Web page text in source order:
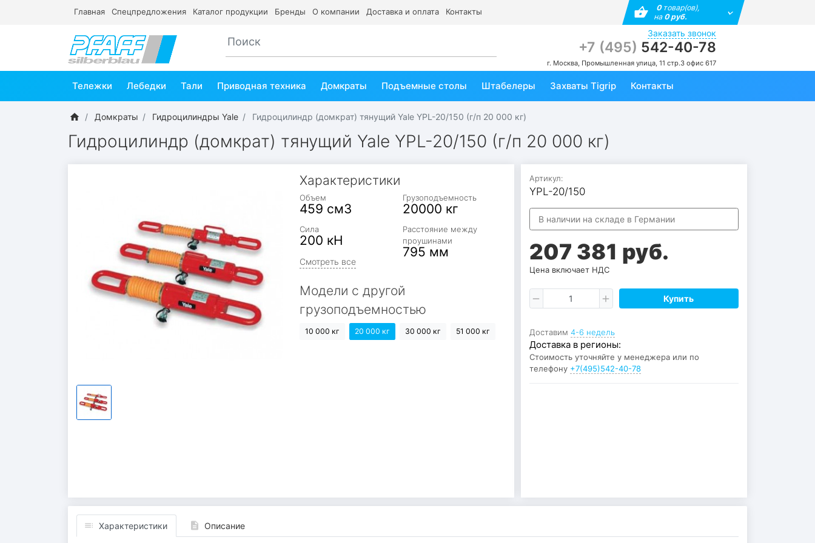
Главная Спецпредложения Каталог продукции Бренды О компании Доставка и оплата Контакты 0товар(ов),
на0 руб.
Заказать звонок
+7 (495) 542-40-78
г. Москва, Промышленная улица, 11 стр.3 офис 617
Тележки Лебедки Тали Приводная техника Домкраты Подъемные столы Штабелеры Захваты Tigrip Контакты
Домкраты Гидроцилиндры Yale Гидроцилиндр (домкрат) тянущий Yale YPL-20/150 (г/п 20 000 кг)
Гидроцилиндр (домкрат) тянущий Yale YPL-20/150 (г/п 20 000 кг)
Характеристики
Грузоподъемность
20000 кг
Объем
459 см3
Расстояние между
проушинами
795 мм
Сила
200 кН
Смотреть все
Модели с другой
грузоподъемностью
10 000 кг 20 000 кг 30 000 кг 51 000 кг
Артикул:
YPL-20/150
В наличии на складе в Германии
207 381 руб.
Цена включает НДС
Купить
Доставим 4-6 недель
Доставка в регионы:
Стоимость уточняйте у менеджера или по
телефону +7(495)542-40-78
Характеристики Описание